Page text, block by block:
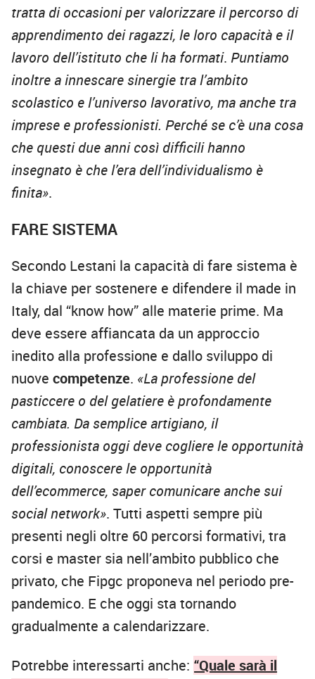
tratta di occasioni per valorizzare il percorso di
apprendimento dei ragazzi, le loro capacità e il
lavoro dell’istituto che li ha formati. Puntiamo
inoltre a innescare sinergie tra l’ambito
scolastico e l’universo lavorativo, ma anche tra
imprese e professionisti. Perché se c’è una cosa
che questi due anni così difficili hanno
insegnato è che l’era dell’individualismo è
finita».
FARE SISTEMA
Secondo Lestani la capacità di fare sistema è
la chiave per sostenere e difendere il made in
Italy, dal “know how” alle materie prime. Ma
deve essere affiancata da un approccio
inedito alla professione e dallo sviluppo di
nuove competenze. «La professione del
pasticcere o del gelatiere è profondamente
cambiata. Da semplice artigiano, il
professionista oggi deve cogliere le opportunità
digitali, conoscere le opportunità
dell’ecommerce, saper comunicare anche sui
social network». Tutti aspetti sempre più
presenti negli oltre 60 percorsi formativi, tra
corsi e master sia nell’ambito pubblico che
privato, che Fipgc proponeva nel periodo pre-
pandemico. E che oggi sta tornando
gradualmente a calendarizzare.
Potrebbe interessarti anche: “Quale sarà il